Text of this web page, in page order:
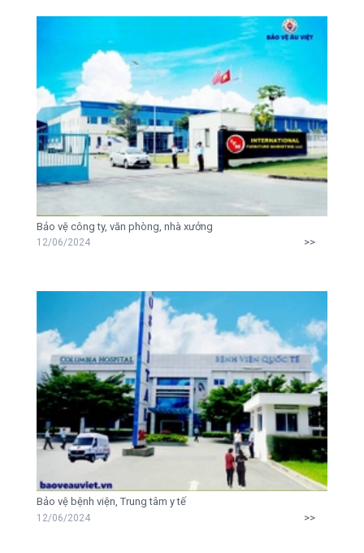
Bảo vệ công ty, văn phòng, nhà xưởng
12/06/2024 >>
Bảo vệ bệnh viện, Trung tâm y tế
12/06/2024 >>